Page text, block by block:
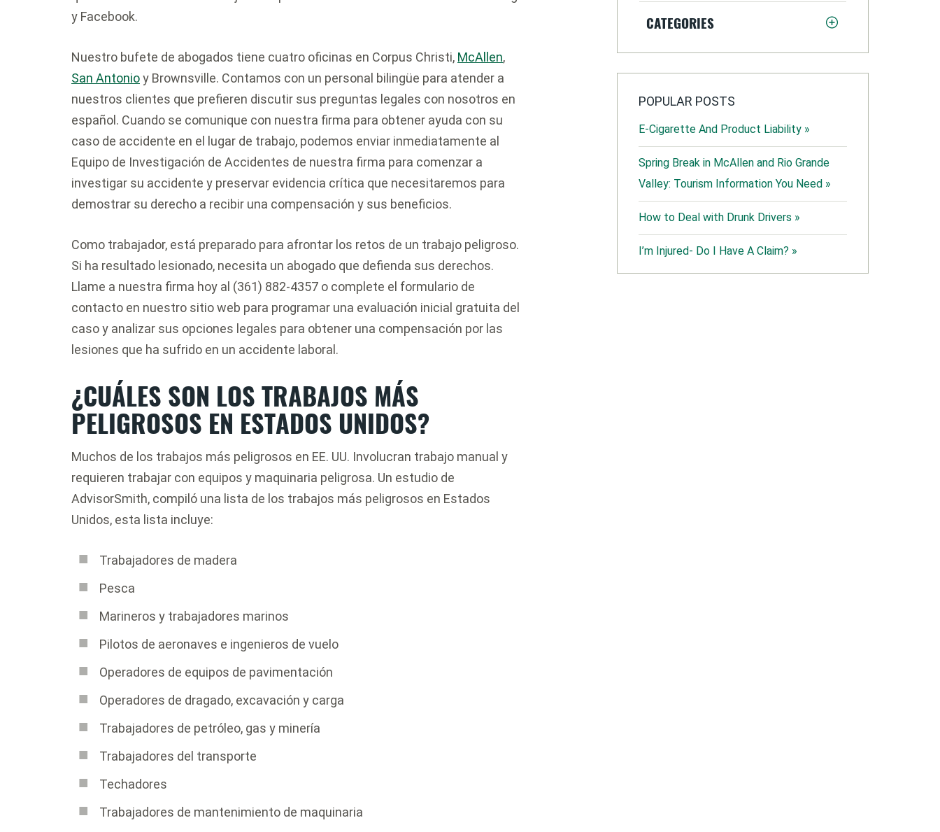
y Facebook.
Nuestro bufete de abogados tiene cuatro oficinas en Corpus Christi, McAllen,
San Antonioy Brownsville. Contamos con un personal bilingüe para atender a
nuestros clientes que prefieren discutir sus preguntas legales con nosotros en
español. Cuando se comunique con nuestra firma para obtener ayuda con su
caso de accidente en el lugar de trabajo, podemos enviar inmediatamente al
Equipo de Investigación de Accidentes de nuestra firma para comenzar a
investigar su accidente y preservar evidencia crítica que necesitaremos para
demostrar su derecho a recibir una compensación y sus beneficios.
Como trabajador, está preparado para afrontar los retos de un trabajo peligroso.
Si ha resultado lesionado, necesita un abogado que defienda sus derechos.
Llame a nuestra firma hoy al (361) 882-4357 o complete el formulario de
contacto en nuestro sitio web para programar una evaluación inicial gratuita del
caso y analizar sus opciones legales para obtener una compensación por las
lesiones que ha sufrido en un accidente laboral.
¿CUÁLES SON LOS TRABAJOS MÁS
PELIGROSOS EN ESTADOS UNIDOS?
Muchos de los trabajos más peligrosos en EE. UU. Involucran trabajo manual y
requieren trabajar con equipos y maquinaria peligrosa. Un estudio de
AdvisorSmith, compiló una lista de los trabajos más peligrosos en Estados
Unidos, esta lista incluye:
Trabajadores de madera
Pesca
Marineros y trabajadores marinos
Pilotos de aeronaves e ingenieros de vuelo
Operadores de equipos de pavimentación
Operadores de dragado, excavación y carga
Trabajadores de petróleo, gas y minería
Trabajadores del transporte
Techadores
Trabajadores de mantenimiento de maquinaria
CATEGORIES
POPULAR POSTS
E-Cigarette And Product Liability »
Spring Break in McAllen and Rio Grande
Valley: Tourism Information You Need »
How to Deal with Drunk Drivers »
I’m Injured- Do I Have A Claim? »